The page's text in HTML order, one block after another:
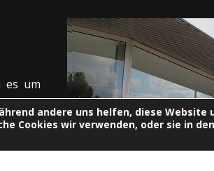
es um
andere uns helfen, diese Website
Cookies wir verwenden, oder sie in den